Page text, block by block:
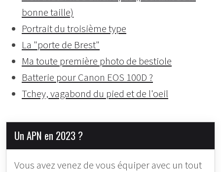
bonne taille)
Portrait du troisième type
La "porte de Brest"
Ma toute première photo de bestiole
Batterie pour Canon EOS 100D ?
Tchey, vagabond du pied et de l'oeil
Un APN en 2023 ?
Vous avez venez de vous équiper avec un tout